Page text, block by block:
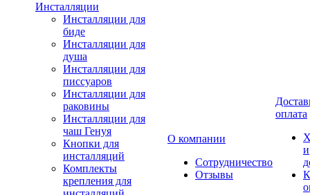
Инсталляции
Инсталляции для
биде
Инсталляции для
душа
Инсталляции для
писсуаров
Инсталляции для
раковины
Инсталляции для
чаш Генуя
Кнопки для
инсталляций
Комплекты
крепления для
О компании
Сотрудничество
Отзывы
оплата
и